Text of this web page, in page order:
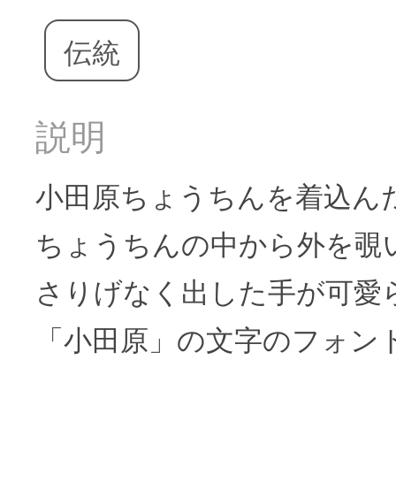
伝統
説明
小田原ちょうちんを着込
ちょうちんの中から外を覗
さりげなく出した手が可
「小田原」の文字のフォ